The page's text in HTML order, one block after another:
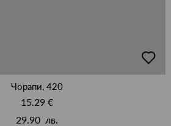
в
Чорапи, 420
15.29 €
29.90 лв.